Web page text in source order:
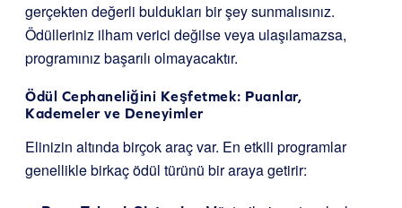
gerçekten değerli buldukları bir şey sunmalısınız.
Ödülleriniz ilham verici değilse veya ulaşılamazsa,
programınız başarılı olmayacaktır.
Ödül Cephaneliğini Keşfetmek: Puanlar,
Kademeler ve Deneyimler
Elinizin altında birçok araç var. En etkili programlar
genellikle birkaç ödül türünü bir araya getirir: